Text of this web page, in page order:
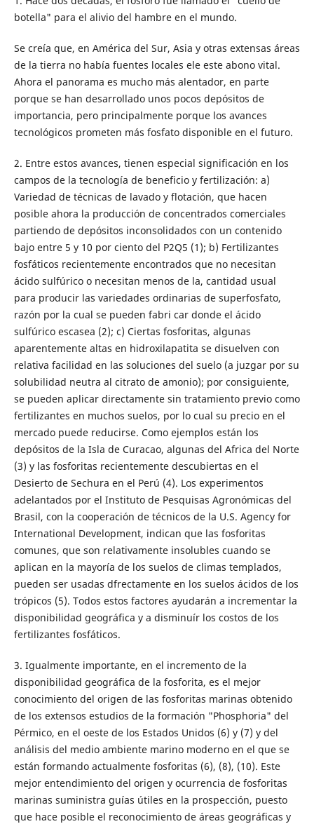
botella" para el alivio del hambre en el mundo.
Se creía que, en América del Sur, Asia y otras extensas áreas
de la tierra no había fuentes locales ele este abono vital.
Ahora el panorama es mucho más alentador, en parte
porque se han desarrollado unos pocos depósitos de
importancia, pero principalmente porque los avances
tecnológicos prometen más fosfato disponible en el futuro.
2. Entre estos avances, tienen especial significación en los
campos de la tecnología de beneficio y fertilización: a)
Variedad de técnicas de lavado y flotación, que hacen
posible ahora la producción de concentrados comerciales
partiendo de depósitos inconsolidados con un contenido
bajo entre 5 y 10 por ciento del P2Q5 (1); b) Fertilizantes
fosfáticos recientemente encontrados que no necesitan
ácido sulfúrico o necesitan menos de la, cantidad usual
para producir las variedades ordinarias de superfosfato,
razón por la cual se pueden fabri car donde el ácido
sulfúrico escasea (2); c) Ciertas fosforitas, algunas
aparentemente altas en hidroxilapatita se disuelven con
relativa facilidad en las soluciones del suelo (a juzgar por su
solubilidad neutra al citrato de amonio); por consiguiente,
se pueden aplicar directamente sin tratamiento previo como
fertilizantes en muchos suelos, por lo cual su precio en el
mercado puede reducirse. Como ejemplos están los
depósitos de la Isla de Curacao, algunas del Africa del Norte
(3) y las fosforitas recientemente descubiertas en el
Desierto de Sechura en el Perú (4). Los experimentos
adelantados por el Instituto de Pesquisas Agronómicas del
Brasil, con la cooperación de técnicos de la U.S. Agency for
International Development, indican que las fosforitas
comunes, que son relativamente insolubles cuando se
aplican en la mayoría de los suelos de climas templados,
pueden ser usadas dfrectamente en los suelos ácidos de los
trópicos (5). Todos estos factores ayudarán a incrementar la
disponibilidad geográfica y a disminuír los costos de los
fertilizantes fosfáticos.
3. Igualmente importante, en el incremento de la
disponibilidad geográfica de la fosforita, es el mejor
conocimiento del origen de las fosforitas marinas obtenido
de los extensos estudios de la formación "Phosphoria" del
Pérmico, en el oeste de los Estados Unidos (6) y (7) y del
análisis del medio ambiente marino moderno en el que se
están formando actualmente fosforitas (6), (8), (10). Este
mejor entendimiento del origen y ocurrencia de fosforitas
marinas suministra guías útiles en la prospección, puesto
que hace posible el reconocimiento de áreas geográficas y